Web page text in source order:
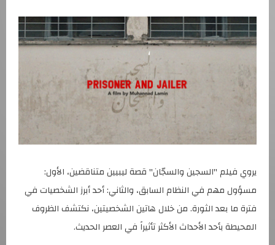
يروي فيلم "السجين والسجّان" قصة ليبيين متناقضين، الأول:
مسؤول مهم في النظام السابق، والثاني: أحد أبرز الشخصيات في
فترة ما بعد الثورة. من خلال هاتين الشخصيتين، نكتشف الظروف
المحيطة بأحد الأحداث الأكثر تأثيراً في العصر الحديث.